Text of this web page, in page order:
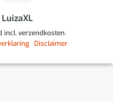
incl. verzendkosten.
Disclaimer